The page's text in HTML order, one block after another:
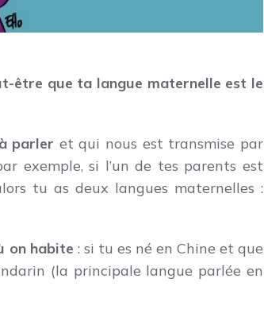
être que ta langue maternelle est le
parler et qui nous est transmise par
exemple, si l’un de tes parents est
tu as deux langues maternelles :
on habite : si tu es né en Chine et que
(la principale langue parlée en